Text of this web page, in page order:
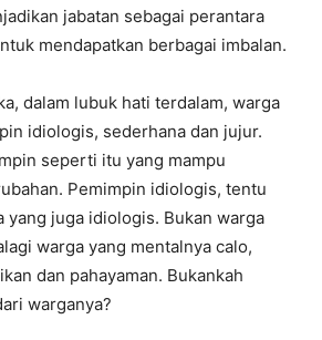
jabatan sebagai perantara
mendapatkan berbagai imbalan.
dalam lubuk hati terdalam, warga
idiologis, sederhana dan jujur.
seperti itu yang mampu
Pemimpin idiologis, tentu
yang juga idiologis. Bukan warga
warga yang mentalnya calo,
dan pahayaman. Bukankah
warganya?